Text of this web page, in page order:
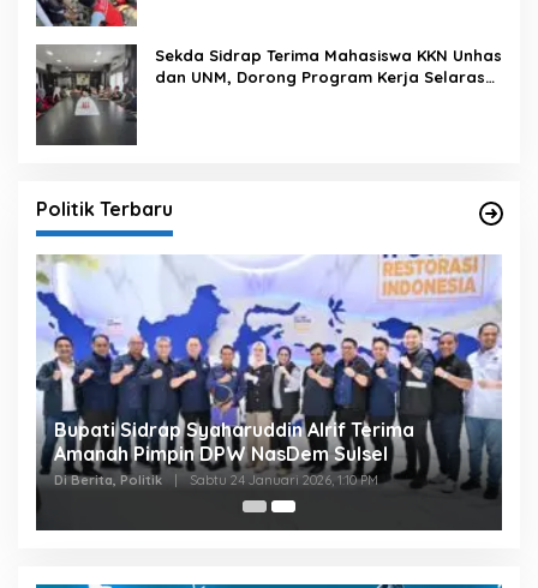
Sekda Sidrap Terima Mahasiswa KKN Unhas
dan UNM, Dorong Program Kerja Selaras
Politik Terbaru
Bupati Sidrap Syaharuddin Alrif Terima
Amanah Pimpin DPW NasDem Sulsel
Di Berita, Politik | Sabtu 24 Januari 2026, 1:10 PM